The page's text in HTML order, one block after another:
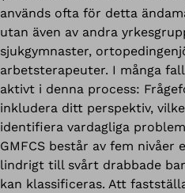
används ofta för detta
utan även av andra
sjukgymnaster,
arbetsterapeuter. I många
aktivt i denna process:
inkludera ditt perspektiv,
identifiera vardagliga
GMFCS består av fem nivåer
lindrigt till svårt drabbade
kan klassificeras. Att